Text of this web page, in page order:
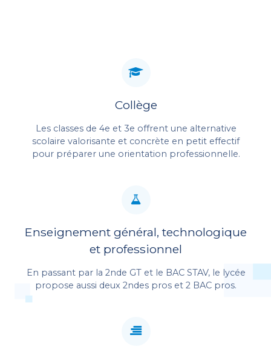
Collège
Les classes de 4e et 3e offrent une alternative
scolaire valorisante et concrète en petit effectif
pour préparer une orientation professionnelle.
Enseignement général, technologique
et professionnel
En passant par la 2nde GT et le BAC STAV, le lycée
propose aussi deux 2ndes pros et 2 BAC pros.